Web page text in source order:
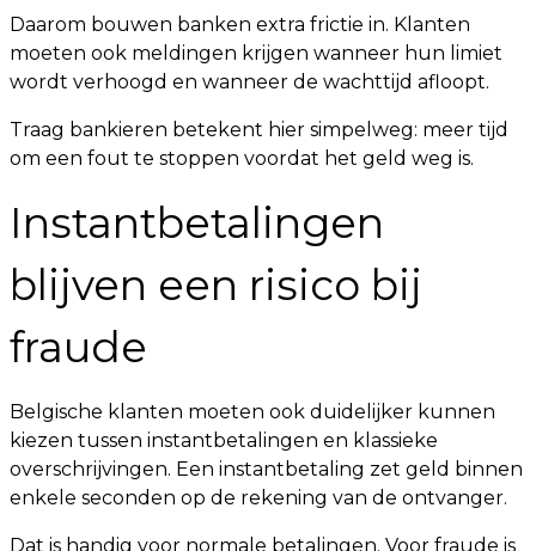
Daarom bouwen banken extra frictie in. Klanten
moeten ook meldingen krijgen wanneer hun limiet
wordt verhoogd en wanneer de wachttijd afloopt.
Traag bankieren betekent hier simpelweg: meer tijd
om een fout te stoppen voordat het geld weg is.
Instantbetalingen
blijven een risico bij
fraude
Belgische klanten moeten ook duidelijker kunnen
kiezen tussen instantbetalingen en klassieke
overschrijvingen. Een instantbetaling zet geld binnen
enkele seconden op de rekening van de ontvanger.
Dat is handig voor normale betalingen. Voor fraude is